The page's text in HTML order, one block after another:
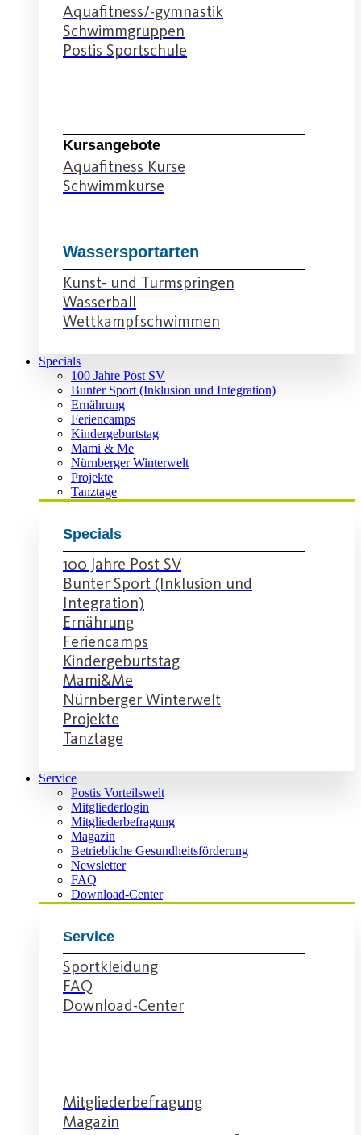
Aquafitness/-gymnastik
Schwimmgruppen
Postis Sportschule
Kursangebote
Aquafitness Kurse
Schwimmkurse
Wassersportarten
Kunst- und Turmspringen
Wasserball
Wettkampfschwimmen
Specials
100 Jahre Post SV
Bunter Sport (Inklusion und Integration)
Ernährung
Feriencamps
Kindergeburtstag
Mami & Me
Nürnberger Winterwelt
Projekte
Tanztage
Specials
100 Jahre Post SV
Bunter Sport (Inklusion und
Integration)
Ernährung
Feriencamps
Kindergeburtstag
Mami&Me
Nürnberger Winterwelt
Projekte
Tanztage
Service
Postis Vorteilswelt
Mitgliederlogin
Mitgliederbefragung
Magazin
Betriebliche Gesundheitsförderung
Newsletter
FAQ
Download-Center
Service
Sportkleidung
FAQ
Download-Center
Mitgliederbefragung
Magazin